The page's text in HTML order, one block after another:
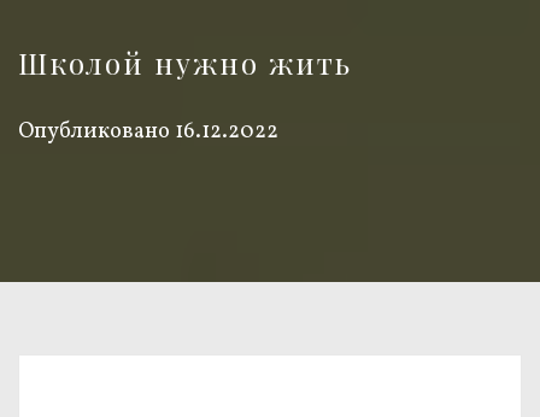
Школой нужно жить
Опубликовано 16.12.2022